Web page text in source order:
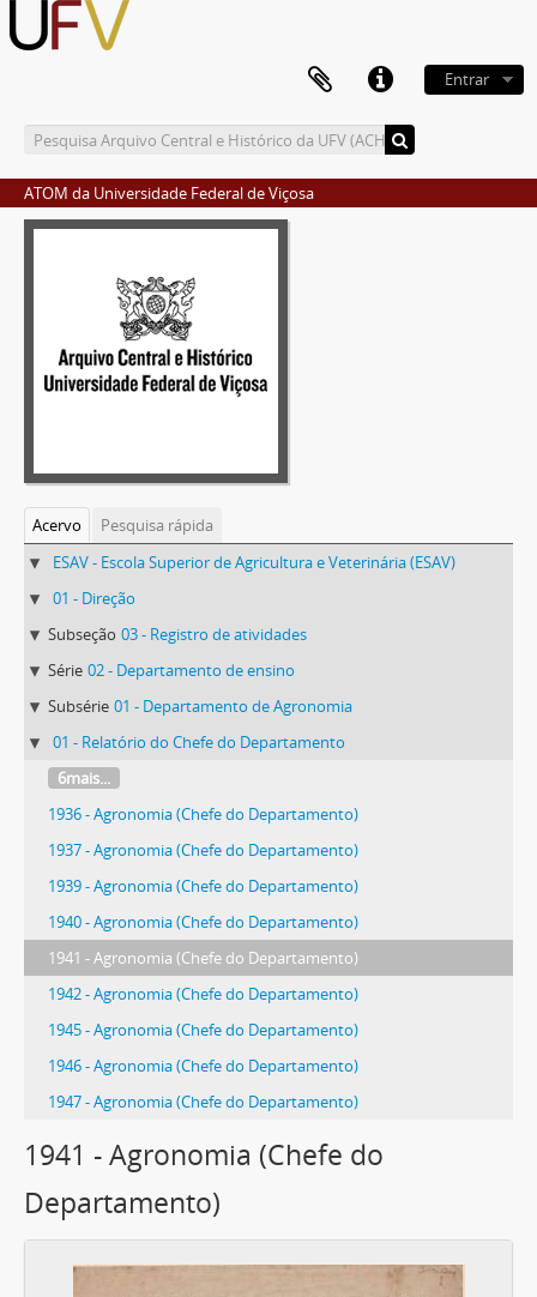
Entrar
ATOM da Universidade Federal de Viçosa
Acervo
Pesquisa rápida
ESAV - Escola Superior de Agricultura e Veterinária (ESAV)
01 - Direção
Subseção 03 - Registro de atividades
Série 02 - Departamento de ensino
Subsérie 01 - Departamento de Agronomia
01 - Relatório do Chefe do Departamento
6mais...
1936 - Agronomia (Chefe do Departamento)
1937 - Agronomia (Chefe do Departamento)
1939 - Agronomia (Chefe do Departamento)
1940 - Agronomia (Chefe do Departamento)
1941 - Agronomia (Chefe do Departamento)
1942 - Agronomia (Chefe do Departamento)
1945 - Agronomia (Chefe do Departamento)
1946 - Agronomia (Chefe do Departamento)
1947 - Agronomia (Chefe do Departamento)
1941 - Agronomia (Chefe do
Departamento)